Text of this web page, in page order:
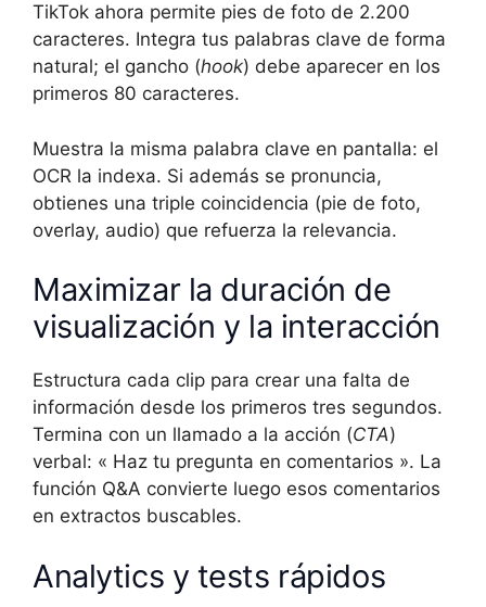
TikTok ahora permite pies de foto de 2.200
caracteres. Integra tus palabras clave de forma
natural; el gancho (hook) debe aparecer en los
primeros 80 caracteres.
Muestra la misma palabra clave en pantalla: el
OCR la indexa. Si además se pronuncia,
obtienes una triple coincidencia (pie de foto,
overlay, audio) que refuerza la relevancia.
Maximizar la duración de
visualización y la interacción
Estructura cada clip para crear una falta de
información desde los primeros tres segundos.
Termina con un llamado a la acción (CTA)
verbal: « Haz tu pregunta en comentarios ». La
función Q&A convierte luego esos comentarios
en extractos buscables.
Analytics y tests rápidos